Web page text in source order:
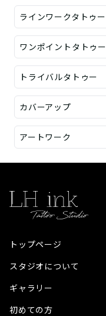
ラインワークタトゥー
ワンポイントタトゥー
トライバルタトゥー
カバーアップ
アートワーク
トップページ
スタジオについて
ギャラリー
初めての方